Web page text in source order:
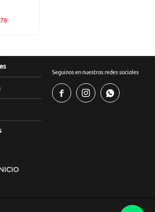
Seguinos en nuestras redes sociales
  